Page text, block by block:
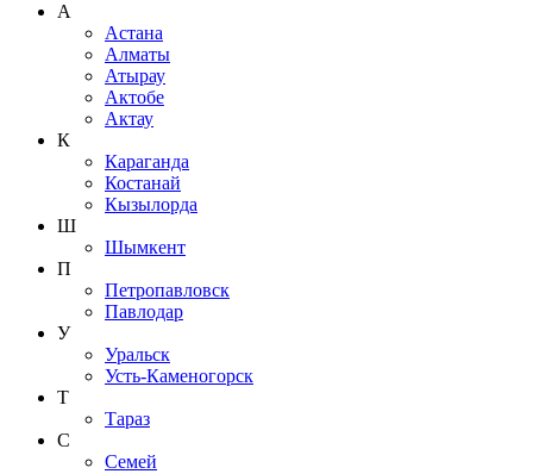
А
Астана
Алматы
Атырау
Актобе
Актау
К
Караганда
Костанай
Кызылорда
Ш
Шымкент
П
Петропавловск
Павлодар
У
Уральск
Усть-Каменогорск
Т
Тараз
С
Семей